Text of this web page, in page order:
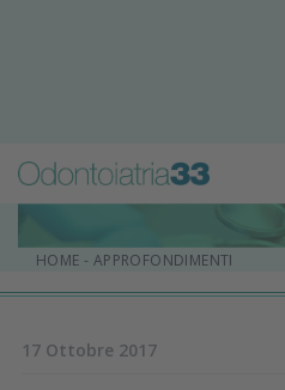
HOME - APPROFONDIMENTI
17 Ottobre 2017